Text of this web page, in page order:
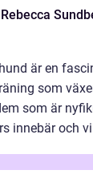
Rebecca
är en
som
som är
innebär och